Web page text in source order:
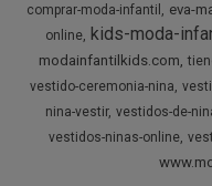
comprar-moda-infantil eva-
online
kids-moda-
modainfantilkids.com
vestido-ceremonia-nina
nina-vestir vestidos-de-
vestidos-ninas-online